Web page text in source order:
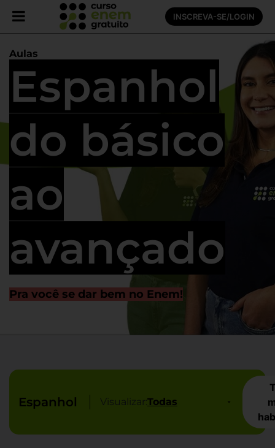
INSCREVA-SE/LOGIN
Aulas
Espanhol
do básico
ao
avançado
Pra você se dar bem no Enem!
Espanhol Visualizar: